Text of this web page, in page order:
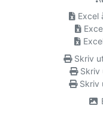
Excel
Skriv
Skriv
Skriv